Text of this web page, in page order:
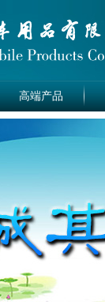
高端产品